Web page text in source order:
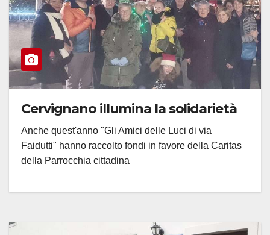
Cervignano illumina la solidarietà
Anche quest'anno "Gli Amici delle Luci di via
Faidutti" hanno raccolto fondi in favore della Caritas
della Parrocchia cittadina